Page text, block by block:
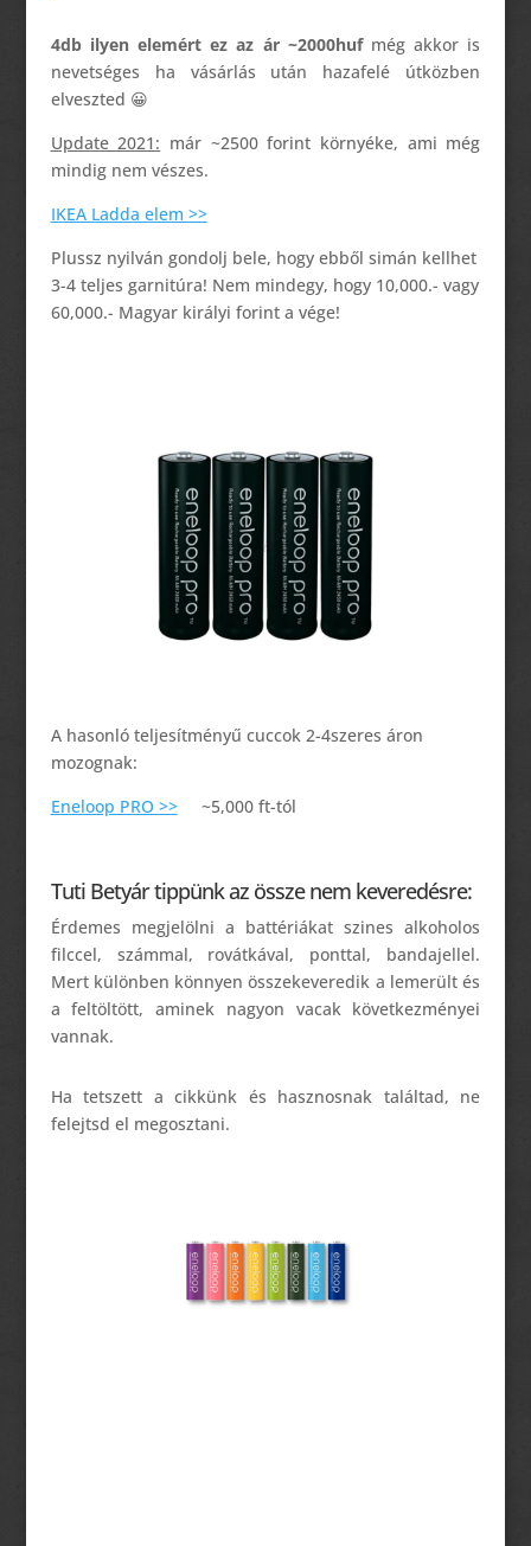
4db ilyen elemért ez az ár ~2000hufmég akkor is
nevetséges ha vásárlás után hazafelé útközben
elveszted 😀
Update 2021: már ~2500 forint környéke, ami még
mindig nem vészes.
IKEA Ladda elem >>
Plussz nyilván gondolj bele, hogy ebből simán kellhet
3-4 teljes garnitúra! Nem mindegy, hogy 10,000.- vagy
60,000.- Magyar királyi forint a vége!
A hasonló teljesítményű cuccok 2-4szeres áron
mozognak:
Eneloop PRO >>~5,000 ft-tól
Tuti Betyár tippünk az össze nem keveredésre:
Érdemes megjelölni a battériákat szines alkoholos
filccel, számmal, rovátkával, ponttal, bandajellel.
Mert különben könnyen összekeveredik a lemerült és
a feltöltött, aminek nagyon vacak következményei
vannak.
Ha tetszett a cikkünk és hasznosnak találtad, ne
felejtsd el megosztani.